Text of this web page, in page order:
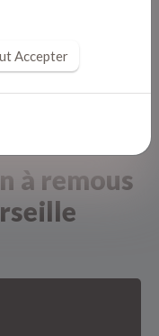
à remous
Accepter